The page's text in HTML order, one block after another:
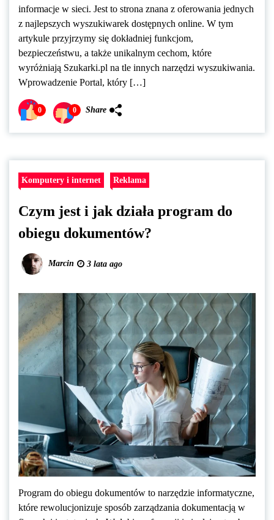
informacje w sieci. Jest to strona znana z oferowania jednych
z najlepszych wyszukiwarek dostępnych online. W tym
artykule przyjrzymy się dokładniej funkcjom,
bezpieczeństwu, a także unikalnym cechom, które
wyróżniają Szukarki.pl na tle innych narzędzi wyszukiwania.
Wprowadzenie Portal, który […]
0 0 Share
Komputery i internet Reklama
Czym jest i jak działa program do
obiegu dokumentów?
Marcin 3 lata ago
Program do obiegu dokumentów to narzędzie informatyczne,
które rewolucjonizuje sposób zarządzania dokumentacją w